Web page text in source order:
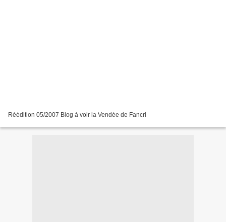
Réédition 05/2007 Blog à voir la Vendée de Fancri